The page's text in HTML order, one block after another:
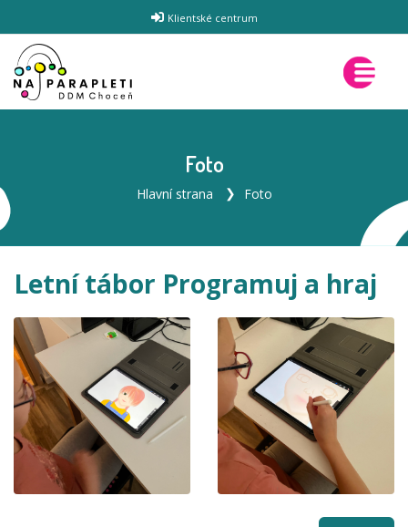
Klientské centrum
Foto
Hlavní strana Foto
Letní tábor Programuj a hraj